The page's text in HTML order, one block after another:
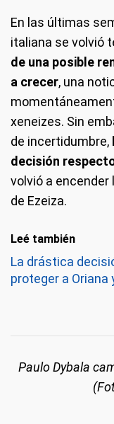
En las últimas
italiana se volvió
de una posible
a crecer, una
xeneizes. Sin
de incertidumbre,
decisión
volvió a
de Ezeiza.
Leé también
La drástica
proteger a Oriana
Paulo Dybala